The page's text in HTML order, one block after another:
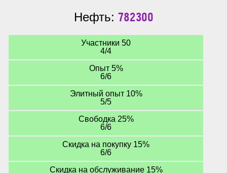
Нефть: 782300
Участники 50
4/4
Опыт 5%
6/6
Элитный опыт 10%
5/5
Свободка 25%
6/6
Скидка на покупку 15%
6/6
Скидка на обслуживание 15%